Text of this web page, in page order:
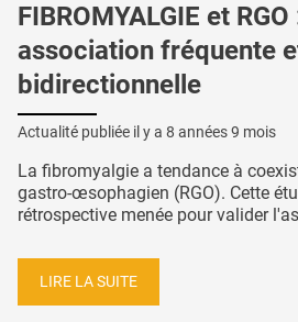
FIBROMYALGIE et RGO
association fréquente
bidirectionnelle
Actualité publiée il y a 8 années 9 mois
La fibromyalgie a tendance à
gastro-œsophagien (RGO). Cette
rétrospective menée pour valider
LIRE LA SUITE